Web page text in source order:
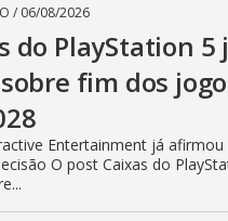
/ 06/08/2026
do PlayStation
fim dos
Entertainment já
O post Caixas do